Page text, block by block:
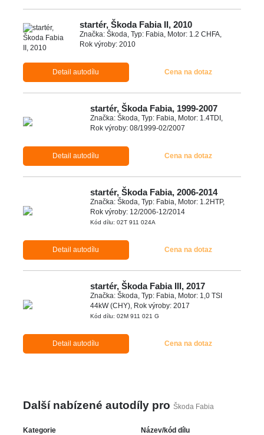
startér, Škoda Fabia II, 2010
Značka: Škoda, Typ: Fabia, Motor: 1.2 CHFA,
Rok výroby: 2010
Detail autodílu Cena na dotaz
startér, Škoda Fabia, 1999-2007
Značka: Škoda, Typ: Fabia, Motor: 1.4TDI,
Rok výroby: 08/1999-02/2007
Detail autodílu Cena na dotaz
startér, Škoda Fabia, 2006-2014
Značka: Škoda, Typ: Fabia, Motor: 1.2HTP,
Rok výroby: 12/2006-12/2014
Kód dílu: 02T 911 024A
Detail autodílu Cena na dotaz
startér, Škoda Fabia III, 2017
Značka: Škoda, Typ: Fabia, Motor: 1,0 TSI
44kW (CHY), Rok výroby: 2017
Kód dílu: 02M 911 021 G
Detail autodílu Cena na dotaz
Další nabízené autodíly pro Škoda Fabia
Kategorie Název/kód dílu